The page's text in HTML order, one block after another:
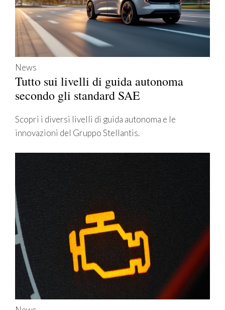
News
Tutto sui livelli di guida autonoma
secondo gli standard SAE
Scopri i diversi livelli di guida autonoma e le
innovazioni del Gruppo Stellantis.